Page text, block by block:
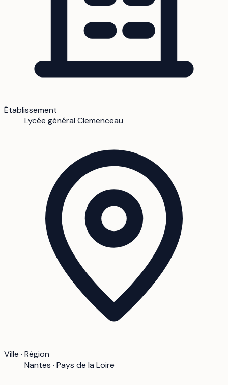
Établissement
Lycée général Clemenceau
Ville · Région
Nantes · Pays de la Loire